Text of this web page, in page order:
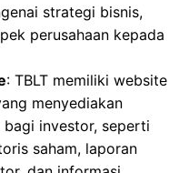
strategi bisnis,
perusahaan kepada
: TBLT memiliki website
menyediakan
investor, seperti
saham, laporan